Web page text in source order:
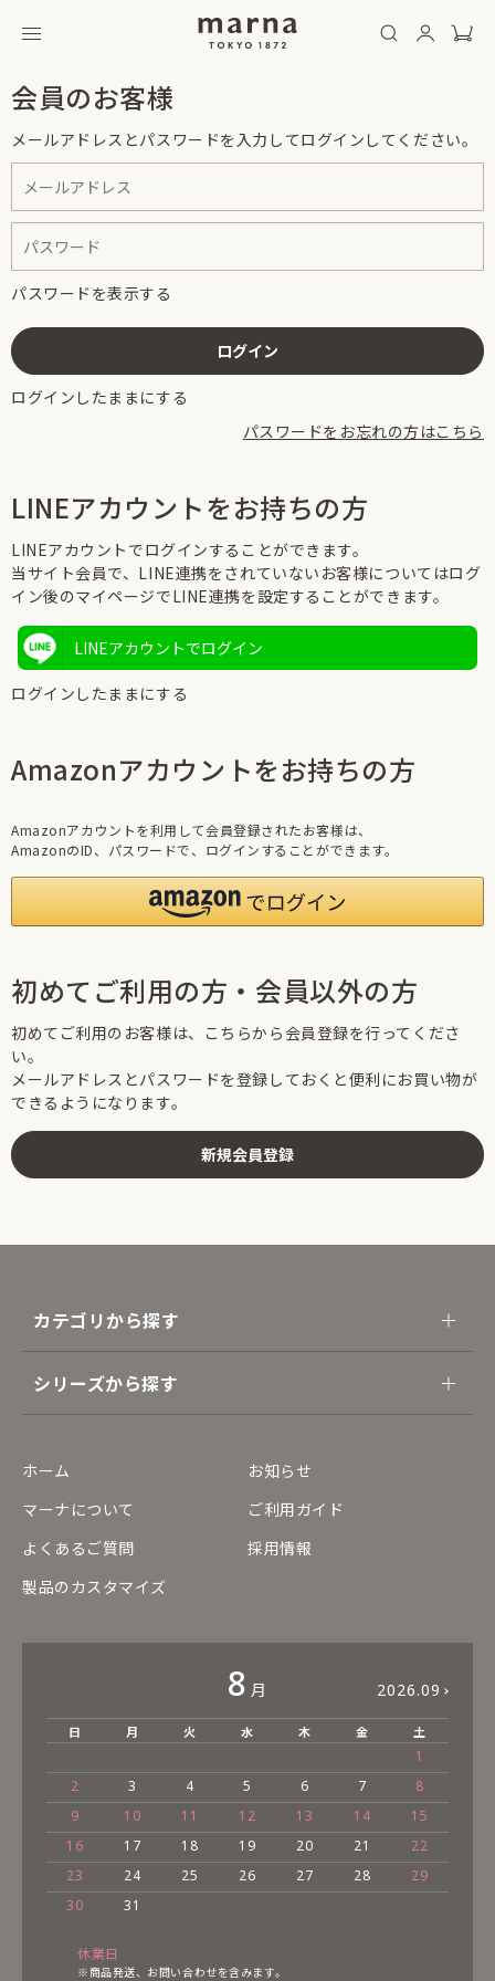
会員のお客様
メールアドレスとパスワードを入力してログインしてください。
パスワードを表示する
ログインしたままにする
パスワードをお忘れの方はこちら
LINEアカウントをお持ちの方
LINEアカウントでログインすることができます。
当サイト会員で、LINE連携をされていないお客様についてはログ
イン後のマイページでLINE連携を設定することができます。
LINEアカウントでログイン
ログインしたままにする
Amazonアカウントをお持ちの方
Amazonアカウントを利用して会員登録されたお客様は、
AmazonのID、パスワードで、ログインすることができます。
初めてご利用の方・会員以外の方
初めてご利用のお客様は、こちらから会員登録を行ってくださ
い。
メールアドレスとパスワードを登録しておくと便利にお買い物が
できるようになります。
カテゴリから探す
シリーズから探す
ホーム
お知らせ
マーナについて
ご利用ガイド
よくあるご質問
採用情報
製品のカスタマイズ
8 月 2026.09
日 月 火 水 木 金 土
1
2
3 4 5 6 7
8
9
10 11 12 13 14
15
16
17 18 19 20 21
22
23
24 25 26 27 28
29
30
31
休業日
※商品発送、お問い合わせを含みます。